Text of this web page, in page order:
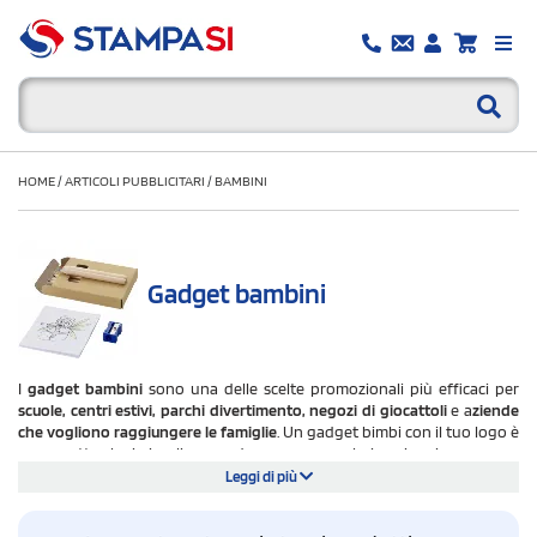
HOME/ARTICOLI PUBBLICITARI /BAMBINI
Gadget bambini
I gadget bambini sono una delle scelte promozionali più efficaci per
scuole, centri estivi, parchi divertimento, negozi di giocattolie aziende
che vogliono raggiungere le famiglie . Un gadget bimbi con il tuo logo è
un oggetto che i piccoli usano davvero - a scuola, in spiaggia, a casa - e
brand visibile ogni giorno
Leggi di più